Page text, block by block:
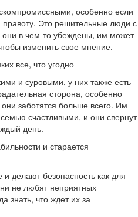
особенно если
правоту. Это решительные люди с
в чем-то убеждены, им может
изменить свое мнение.
все, что угодно
и суровыми, у них также есть
сторона, особенно
заботятся больше всего. Им
счастливыми, и они свернут
день.
и старается
делают безопасность как для
не любят неприятных
знать, что ждет их за